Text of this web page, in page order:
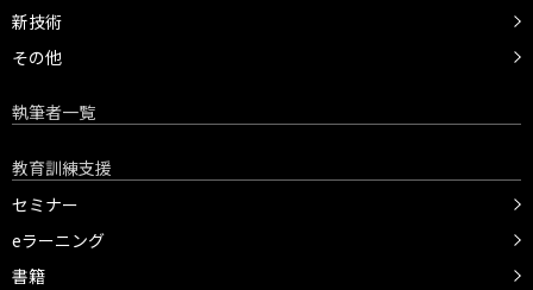
新技術
その他
執筆者一覧
教育訓練支援
セミナー
eラーニング
書籍